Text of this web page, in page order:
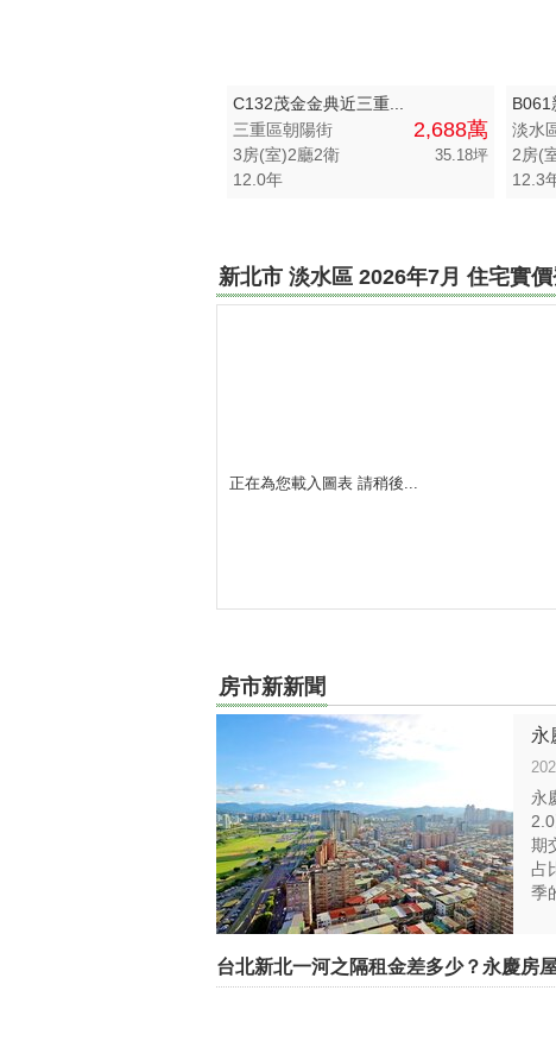
彰化縣-埔心鄉
彰化縣-花壇鄉
台中市-豐原區
南投縣-埔里鎮
C132茂金金典近三重...
三重區朝陽街
2,688萬
3房(室)2廳2衛 35.18坪
12.0年
B061
淡水
2房(
12.3
新北市 淡水區 2026年7月 住宅實
正在為您載入圖表 請稍後...
房市新新聞
永
永
期
占
季
台北新北一河之隔租金差多少？永慶房